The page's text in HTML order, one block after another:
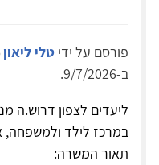
פורסם על ידי טלי ליאון
ב-9/7/2026.
ליעדים לצפון דרוש.ה
במרכז לילד ולמשפחה,
תאור המשרה: